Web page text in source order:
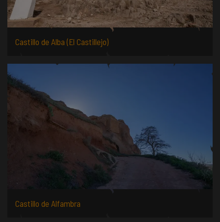
Castillo de Alba (El Castillejo)
Castillo de Alfambra